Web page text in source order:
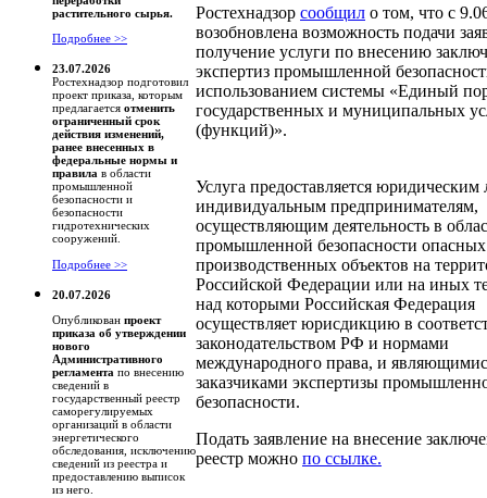
растительного сырья.
Подробнее >>
23.07.2026
Ростехнадзор подготовил
проект приказа, которым
предлагается отменить
ограниченный срок
действия изменений,
ранее внесенных в
федеральные нормы и
правила в области
промышленной
безопасности и
безопасности
гидротехнических
сооружений.
Подробнее >>
20.07.2026
Опубликован проект
приказа об утверждении
нового
Административного
регламента по внесению
сведений в
государственный реестр
саморегулируемых
организаций в области
энергетического
обследования, исключению
сведений из реестра и
предоставлению выписок
из него.
Ростехнадзор сообщил о том, что с
возобновлена возможность подачи
получение услуги по внесению
экспертиз промышленной
использованием системы «Единый
государственных и муниципальных
(функций)».
Услуга предоставляется
индивидуальным предпринимателям,
осуществляющим деятельность в
промышленной безопасности опасных
производственных объектов на
Российской Федерации или на иных
над которыми Российская Федерация
осуществляет юрисдикцию в
законодательством РФ и нормами
международного права, и
заказчиками экспертизы
безопасности.
Подать заявление на внесение
реестр можно по ссылке.